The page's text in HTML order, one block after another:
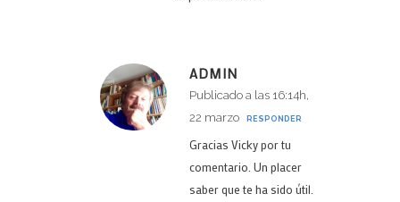
ADMIN
Publicado a las 16:14h,
22 marzo
RESPONDER
Gracias Vicky por tu
comentario. Un placer
saber que te ha sido útil.